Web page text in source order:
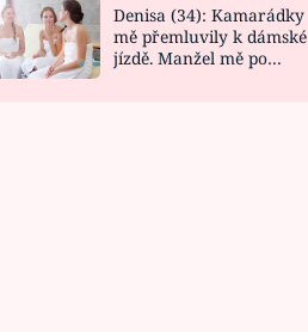
Denisa (34): Kamarádky
mě přemluvily k dámské
jízdě. Manžel mě po